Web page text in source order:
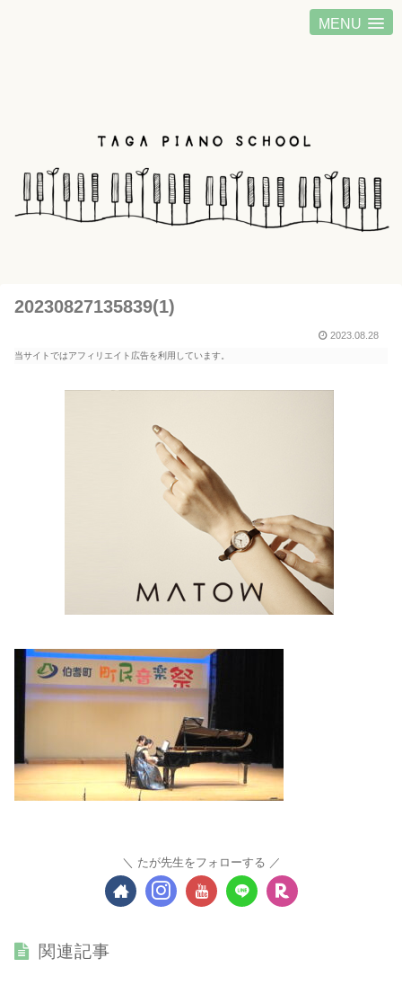
MENU
20230827135839(1)
2023.08.28
当サイトではアフィリエイト広告を利用しています。
たが先生をフォローする
関連記事